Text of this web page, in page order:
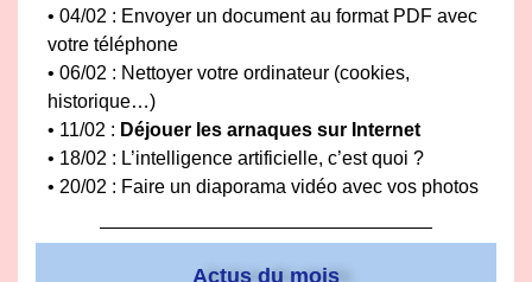
• 04/02 : Envoyer un document au format PDF avec
votre téléphone
• 06/02 : Nettoyer votre ordinateur (cookies,
historique…)
• 11/02 : Déjouer les arnaques sur Internet
• 18/02 : L’intelligence artificielle, c’est quoi ?
• 20/02 : Faire un diaporama vidéo avec vos photos
Actus du mois